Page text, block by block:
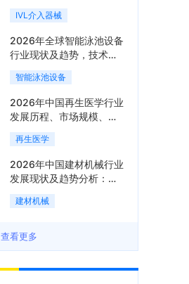
批，市场将进入持续高增
长阶段「图」
IVL介入器械
2026年全球智能泳池设备
行业现状及趋势，技术端
朝着系统集成、绿色节能
方向迭代「图」
智能泳池设备
2026年中国再生医学行业
发展历程、市场规模、相
关政策、产业链、竞争格
局及发展潜力分析「图」
再生医学
2026年中国建材机械行业
发展现状及趋势分析：企
业加速向“装备+系统+服
务”综合服务商转型「图」
建材机械
查看更多